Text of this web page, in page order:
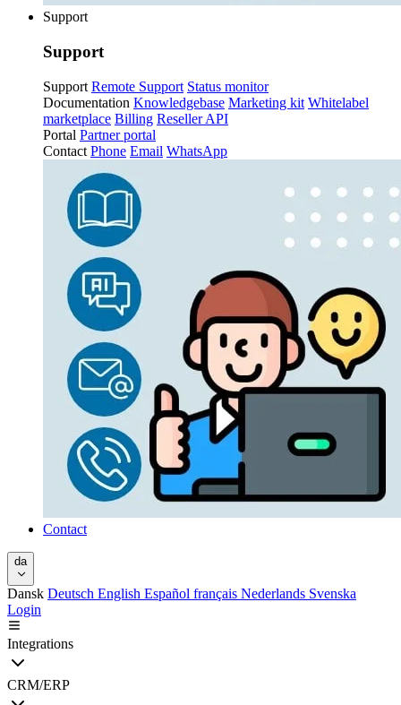
Support
Support
Support Remote Support Status monitor
Documentation Knowledgebase Marketing kit Whitelabel
marketplace Billing Reseller API
Portal Partner portal
Contact Phone Email WhatsApp
Contact
da
Dansk Deutsch English Español français Nederlands Svenska
Login
Integrations
CRM/ERP